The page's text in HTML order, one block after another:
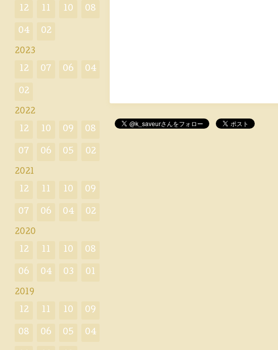
12 11 10 08
04 02
2023
12 07 06 04
02
2022
12 10 09 08
07 06 05 02
2021
12 11 10 09
07 06 04 02
2020
12 11 10 08
06 04 03 01
2019
12 11 10 09
08 06 05 04